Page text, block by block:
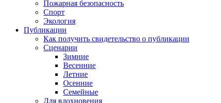
Пожарная безопасность
Спорт
Экология
Публикации
Как получить свидетельство о публикации
Сценарии
Зимние
Весенние
Летние
Осенние
Семейные
Для вдохновения